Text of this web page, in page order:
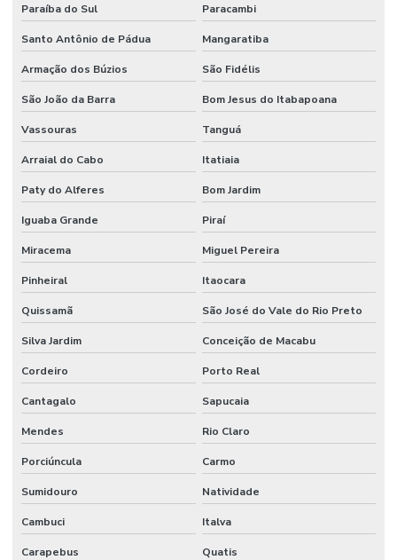
Serra múltipla
Serra para refiladeira
Serra refiladeira valor
Serviço de afiação
Serviço de afiação de ferramentas
Serviço de laminação
Solda de fita
Solda de serra fita
Solda de topo
Solda trinca
Trava pneumática
Travadeira de serra fita
Paraíba do Sul Paracambi
Santo Antônio de Pádua Mangaratiba
Armação dos Búzios São Fidélis
São João da Barra Bom Jesus do Itabapoana
Vassouras Tanguá
Arraial do Cabo Itatiaia
Paty do Alferes Bom Jardim
Iguaba Grande Piraí
Miracema Miguel Pereira
Pinheiral Itaocara
Quissamã São José do Vale do Rio Preto
Silva Jardim Conceição de Macabu
Cordeiro Porto Real
Cantagalo Sapucaia
Mendes Rio Claro
Porciúncula Carmo
Sumidouro Natividade
Cambuci Italva
Carapebus Quatis